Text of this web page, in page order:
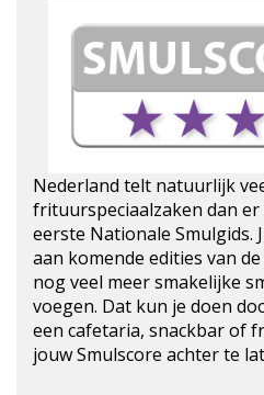
Nederland telt natuurlijk
frituurspeciaalzaken dan er
eerste Nationale Smulgids.
aan komende edities van
nog veel meer smakelijke
voegen. Dat kun je doen
een cafetaria, snackbar of
jouw Smulscore achter te